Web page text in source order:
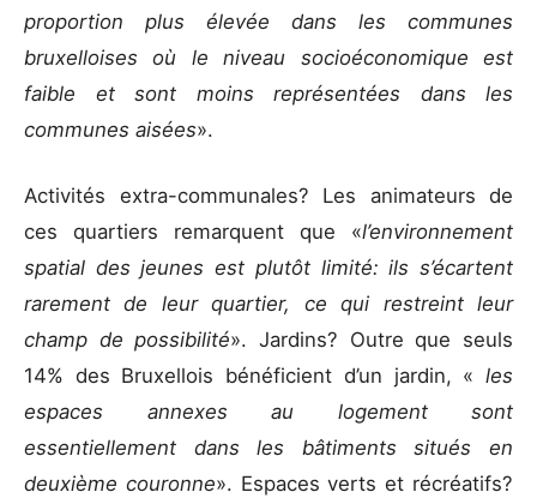
proportion plus élevée dans les communes
bruxelloises où le niveau socioéconomique est
faible et sont moins représentées dans les
communes aisées».
Activités extra-communales? Les animateurs de
ces quartiers remarquent que «l’environnement
spatial des jeunes est plutôt limité: ils s’écartent
rarement de leur quartier, ce qui restreint leur
champ de possibilité». Jardins? Outre que seuls
14% des Bruxellois bénéficient d’un jardin, « les
espaces annexes au logement sont
essentiellement dans les bâtiments situés en
deuxième couronne». Espaces verts et récréatifs?